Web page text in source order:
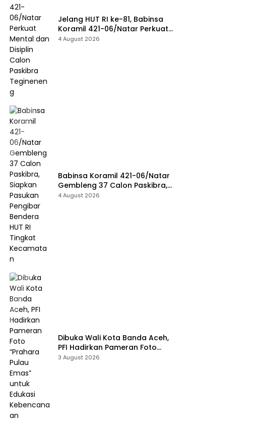
Jelang HUT RI ke-81, Babinsa
Koramil 421-06/Natar Perkuat
Mental dan Disiplin Calon
4 August 2026
Babinsa Koramil 421-06/Natar
Gembleng 37 Calon Paskibra,
Siapkan Pasukan Pengibar
4 August 2026
Dibuka Wali Kota Banda Aceh,
PFI Hadirkan Pameran Foto
“Prahara Pulau Emas” untuk
3 August 2026